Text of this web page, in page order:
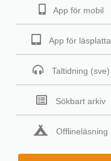
App för mobil
App för läsplatta
Taltidning (sve)
Sökbart arkiv
Offlineläsning